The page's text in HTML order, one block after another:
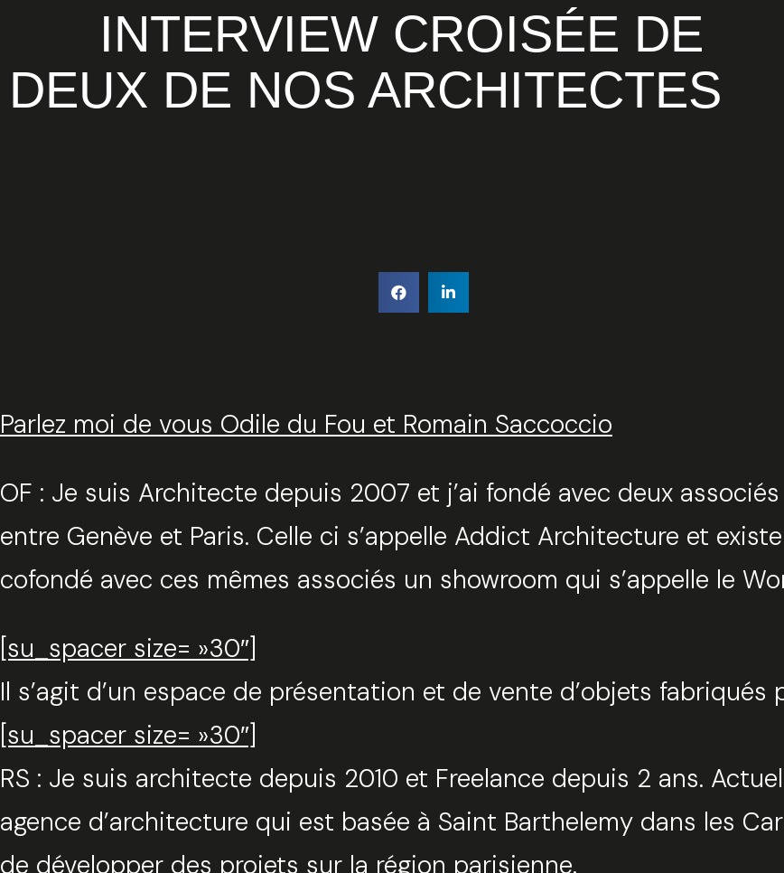
INTERVIEW CROISÉE DE
DEUX DE NOS ARCHITECTES
Parlez moi de vous Odile du Fou et Romain Saccoccio
OF : Je suis Architecte depuis 2007 et j’ai fondé avec deux
entre Genève et Paris. Celle ci s’appelle Addict Architecture et
cofondé avec ces mêmes associés un showroom qui s’appelle le
[su_spacer size= »30″]
Il s’agit d’un espace de présentation et de vente d’objets
[su_spacer size= »30″]
RS : Je suis architecte depuis 2010 et Freelance depuis 2 ans.
agence d’architecture qui est basée à Saint Barthelemy dans les
de développer des projets sur la région parisienne.